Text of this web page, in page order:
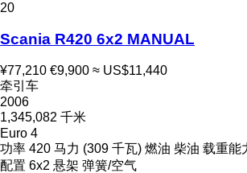
20
Scania R420 6x2 MANUAL
¥77,210 €9,900 ≈ US$11,440
牵引车
2006
1,345,082 千米
Euro 4
功率 420 马力 (309 千瓦) 燃油 柴油 载重能
配置 6x2 悬架 弹簧/空气